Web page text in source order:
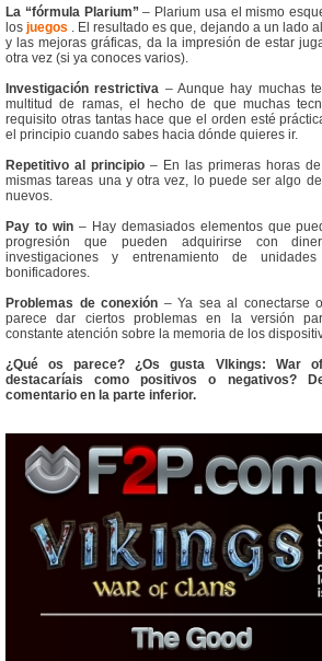
La “fórmula Plarium” – Plarium usa el mismo
losjuegos . El resultado es que, dejando a un lado
y las mejoras gráficas, da la impresión de estar
otra vez (si ya conoces varios).
Investigación restrictiva – Aunque hay muchas
multitud de ramas, el hecho de que muchas
requisito otras tantas hace que el orden esté
el principio cuando sabes hacia dónde quieres ir.
Repetitivo al principio – En las primeras horas
mismas tareas una y otra vez, lo puede ser algo
nuevos.
Pay to win– Hay demasiados elementos que
progresión que pueden adquirirse con
investigaciones y entrenamiento de
bonificadores.
Problemas de conexión – Ya sea al conectarse
parece dar ciertos problemas en la versión
constante atención sobre la memoria de los
¿Qué os parece? ¿Os gusta VIkings: War
destacaríais como positivos o negativos?
comentario en la parte inferior.